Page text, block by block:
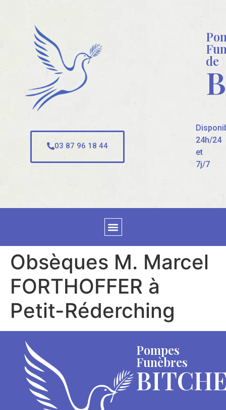
de
03 87 96 18 44
24h/24
et
7j/7
Obsèques M. Marcel
FORTHOFFER à
Petit-Réderching
Pompes
Funèbres